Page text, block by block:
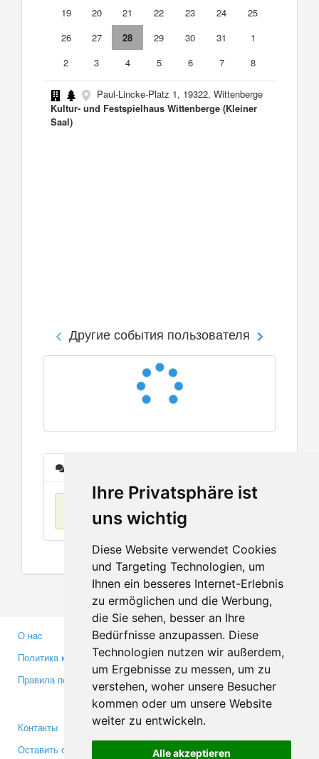
Ihre Privatsphäre ist
uns wichtig
Diese Website verwendet Cookies
und Targeting Technologien, um
Ihnen ein besseres Internet-Erlebnis
zu ermöglichen und die Werbung,
die Sie sehen, besser an Ihre
Bedürfnisse anzupassen. Diese
Technologien nutzen wir außerdem,
um Ergebnisse zu messen, um zu
verstehen, woher unsere Besucher
kommen oder um unsere Website
weiter zu entwickeln.
Alle akzeptieren
19
20 21 22 23 24
25
26
27 28 29 30 31
1
2
3 4 5 6 7 8
Paul-Lincke-Platz 1, 19322, Wittenberge
Kultur- und Festspielhaus Wittenberge (Kleiner
Saal)
Другие события пользователя
О нас
Политика конфиденциальности
Правила пользования
Партнерам
Инвесторам
Медиа
Контакты
Оставить отзыв
Facebook
Twitter